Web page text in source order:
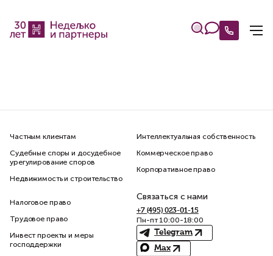
Частным клиентам
Судебные споры и досудебное
урегулирование споров
Недвижимость и строительство
Интеллектуальная собственность
Коммерческое право
Корпоративное право
Налоговое право
Трудовое право
Инвест проекты и меры
господдержки
Связаться с нами
+7 (495) 023-01-15
Пн-пт 10:00-18:00
Telegram
Max